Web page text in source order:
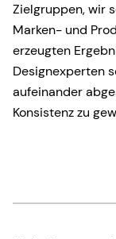
Zielgruppen, wir
Marken- und
erzeugten
Designexperten
aufeinander
Konsistenz zu